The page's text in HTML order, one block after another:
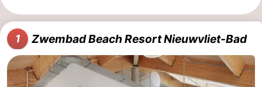
Nieuwvliet-
Bad
Zeebad
-
Zonneweelde
-
Zwinhoeve
Last
1 Zwembad Beach Resort Nieuwvliet-Bad